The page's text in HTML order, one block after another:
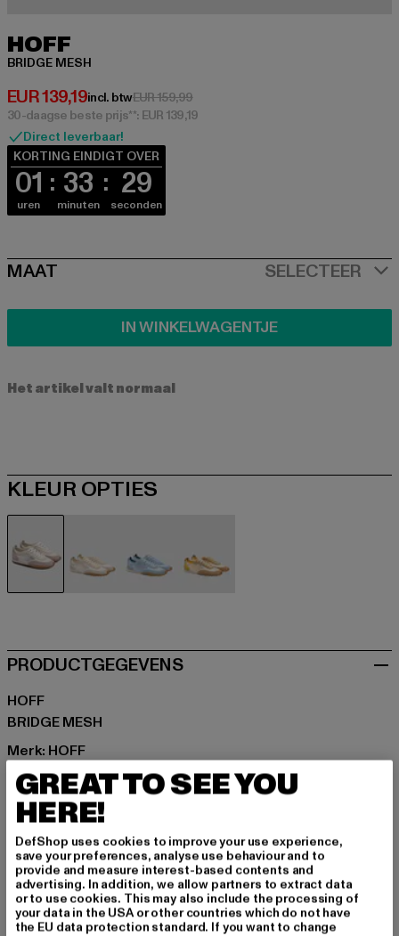
HOFF
BRIDGE MESH
EUR 139,19
Huidige prijs: EUR 139,19
incl. btwEUR 159,99Actieprijs: EUR 159,99
30-daagse beste prijs**: EUR 139,19
Direct leverbaar!
KORTING EINDIGT OVER
01
uren
33
minuten
28
seconden
SIZE
MAAT SELECTEER
IN WINKELWAGENTJE
Het artikel valt normaal
KLEUR OPTIES
PRODUCTGEGEVENS
HOFF
BRIDGE MESH
Merk: HOFF
Kategori: Sneakers Low
Kleur: beige
Kleur fabrikant: off white
Materiaal bovenkant: ander materiaal, Leer
Voering: ander materiaal
Art.Nr: 126610-04359
Fabrikant: THE HOFF BRAND S.L |
GREAT TO SEE YOU
HERE!
DefShop uses cookies to improve your use experience,
save your preferences, analyse use behaviour and to
provide and measure interest-based contents and
advertising. In addition, we allow partners to extract data
or to use cookies. This may also include the processing of
your data in the USA or other countries which do not have
the EU data protection standard. If you want to change